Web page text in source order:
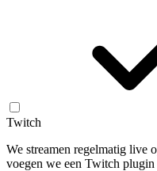
Twitch
We streamen regelmatig live
voegen we een Twitch plugin